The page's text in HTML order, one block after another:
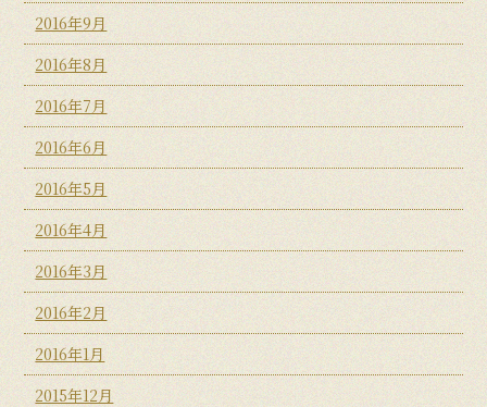
2016年9月
2016年8月
2016年7月
2016年6月
2016年5月
2016年4月
2016年3月
2016年2月
2016年1月
2015年12月